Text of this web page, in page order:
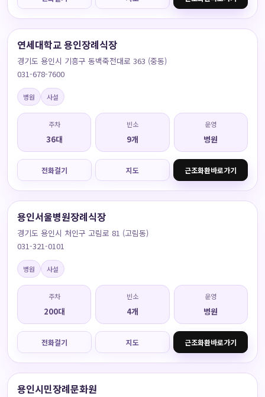
연세대학교 용인장례식장
경기도 용인시 기흥구 동백죽전대로 363 (중동)
031-678-7600
병원 사설
주차
36대
빈소
9개
운영
병원
전화걸기 지도 근조화환바로가기
용인서울병원장례식장
경기도 용인시 처인구 고림로 81 (고림동)
031-321-0101
병원 사설
주차
200대
빈소
4개
운영
병원
전화걸기 지도 근조화환바로가기
용인시민장례문화원